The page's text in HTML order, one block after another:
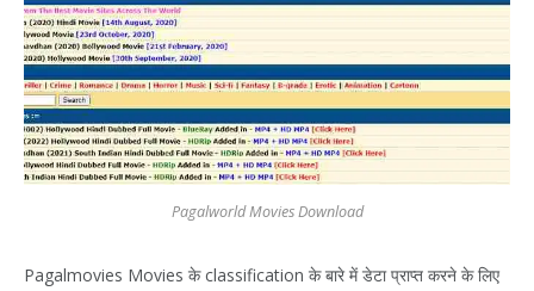
Pagalworld Movies Download
Pagalmovies Movies के classification के बारे में डेटा प्राप्त करने के लिए